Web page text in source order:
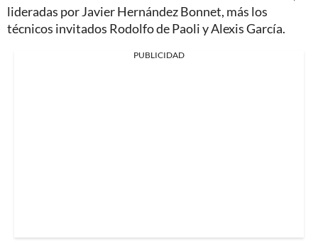
lideradas por Javier Hernández Bonnet, más los
técnicos invitados Rodolfo de Paoli y Alexis García.
PUBLICIDAD